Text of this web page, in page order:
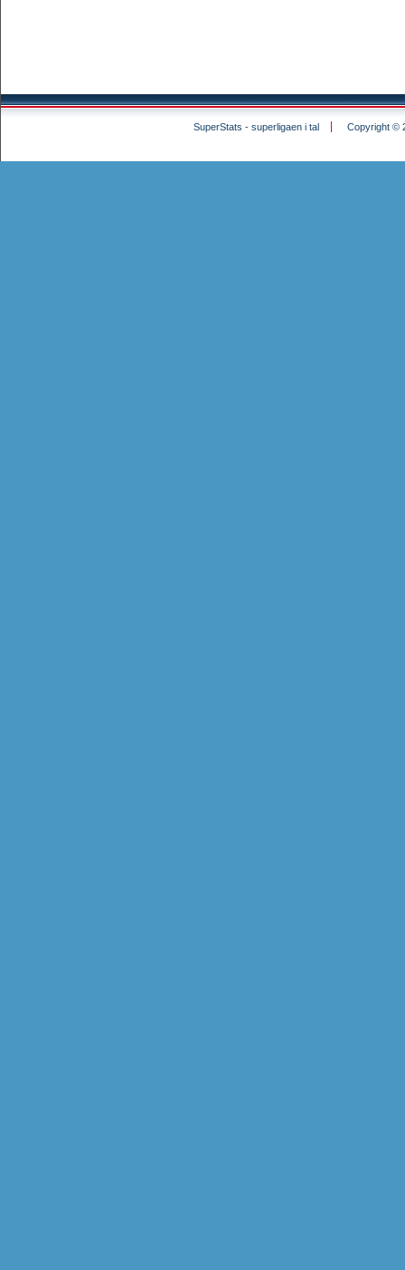
SuperStats - superligaen i tal Copyright ©